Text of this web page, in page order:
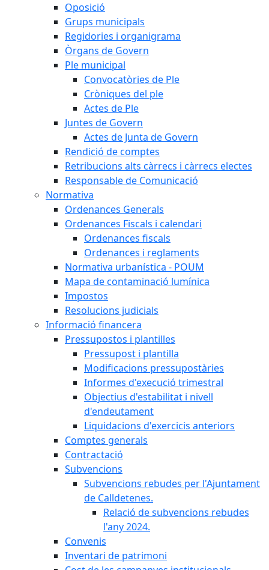
Oposició
Grups municipals
Regidories i organigrama
Òrgans de Govern
Ple municipal
Convocatòries de Ple
Cròniques del ple
Actes de Ple
Juntes de Govern
Actes de Junta de Govern
Rendició de comptes
Retribucions alts càrrecs i càrrecs electes
Responsable de Comunicació
Normativa
Ordenances Generals
Ordenances Fiscals i calendari
Ordenances fiscals
Ordenances i reglaments
Normativa urbanística - POUM
Mapa de contaminació lumínica
Impostos
Resolucions judicials
Informació financera
Pressupostos i plantilles
Pressupost i plantilla
Modificacions pressupostàries
Informes d'execució trimestral
Objectius d'estabilitat i nivell
d'endeutament
Liquidacions d'exercicis anteriors
Comptes generals
Contractació
Subvencions
Subvencions rebudes per l'Ajuntament
de Calldetenes.
Relació de subvencions rebudes
l'any 2024.
Convenis
Inventari de patrimoni